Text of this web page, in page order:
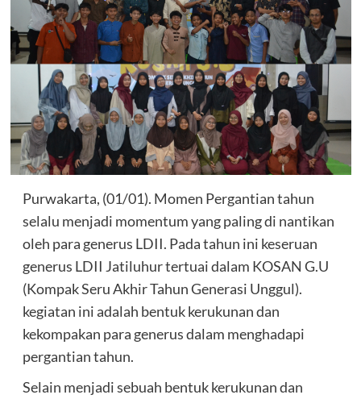
Purwakarta, (01/01). Momen Pergantian tahun
selalu menjadi momentum yang paling di nantikan
oleh para generus LDII. Pada tahun ini keseruan
generus LDII Jatiluhur tertuai dalam KOSAN G.U
(Kompak Seru Akhir Tahun Generasi Unggul).
kegiatan ini adalah bentuk kerukunan dan
kekompakan para generus dalam menghadapi
pergantian tahun.
Selain menjadi sebuah bentuk kerukunan dan